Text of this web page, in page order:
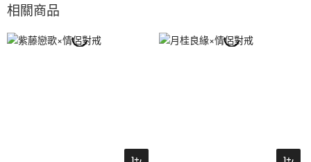
相關商品